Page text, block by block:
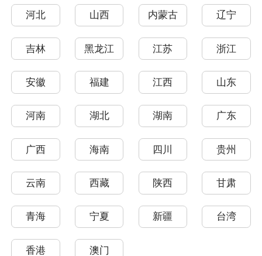
河北 山西 内蒙古 辽宁
吉林 黑龙江 江苏 浙江
安徽 福建 江西 山东
河南 湖北 湖南 广东
广西 海南 四川 贵州
云南 西藏 陕西 甘肃
青海 宁夏 新疆 台湾
香港 澳门